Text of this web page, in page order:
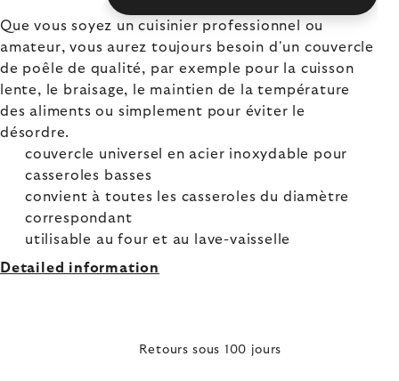
Que vous soyez un cuisinier professionnel ou
amateur, vous aurez toujours besoin d'un couvercle
de poêle de qualité, par exemple pour la cuisson
lente, le braisage, le maintien de la température
des aliments ou simplement pour éviter le
désordre.
couvercle universel en acier inoxydable pour
casseroles basses
convient à toutes les casseroles du diamètre
correspondant
utilisable au four et au lave-vaisselle
Detailed information
Retours sous 100 jours